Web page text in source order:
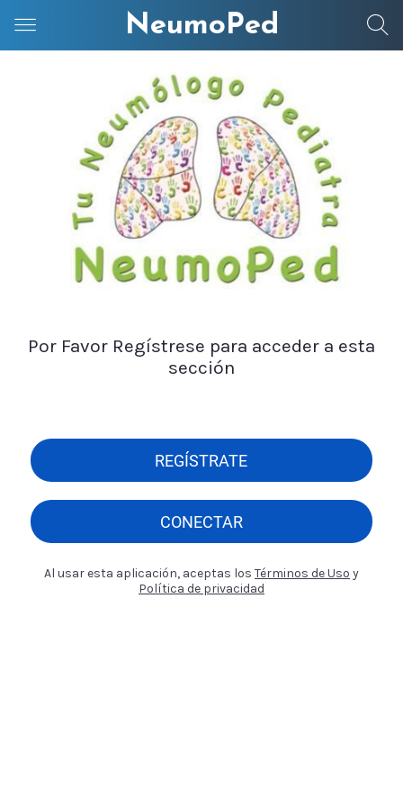
NeumoPed
Por Favor Regístrese para acceder a esta
sección
REGÍSTRATE
CONECTAR
Al usar esta aplicación, aceptas los Términos de Uso y
Política de privacidad